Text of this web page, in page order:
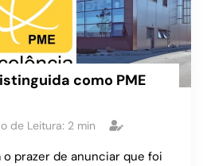
como PME
de Leitura: 2 min
prazer de anunciar que foi